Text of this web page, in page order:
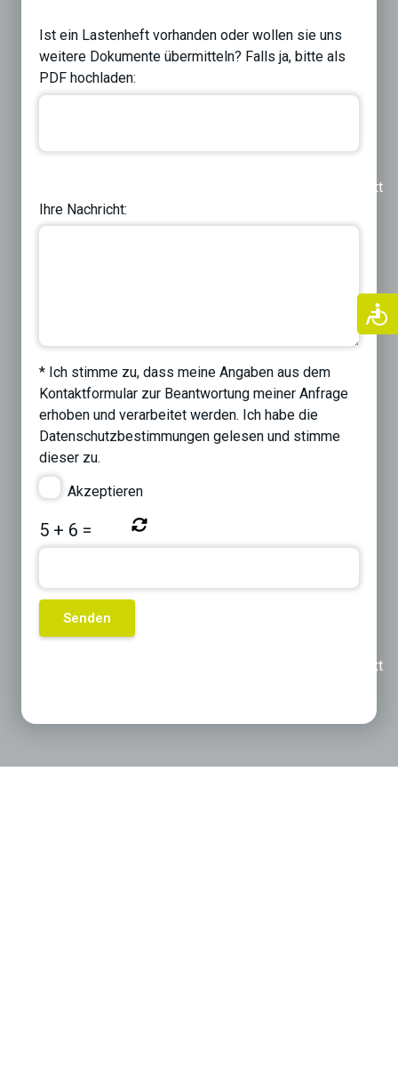
Ist ein Lastenheft vorhanden oder wollen sie uns
weitere Dokumente übermitteln? Falls ja, bitte als
PDF hochladen:
Next
Ihre Nachricht:
* Ich stimme zu, dass meine Angaben aus dem
Kontaktformular zur Beantwortung meiner Anfrage
erhoben und verarbeitet werden. Ich habe die
Datenschutzbestimmungen gelesen und stimme
dieser zu.
Akzeptieren
5 + 6 =
Next